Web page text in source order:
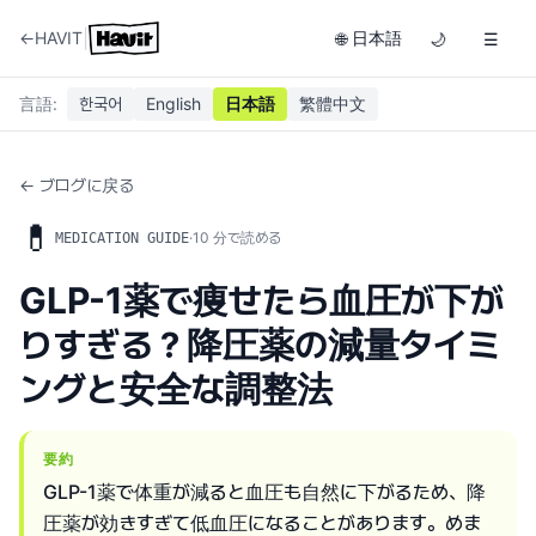
←HAVIT 🌐 日本語 🌙 ☰
言語: 한국어 English 日本語 繁體中文
← ブログに戻る
💊 MEDICATION GUIDE·10 分で読める
GLP-1薬で痩せたら血圧が下が
りすぎる？降圧薬の減量タイミ
ングと安全な調整法
要約
GLP-1薬で体重が減ると血圧も自然に下がるため、降
圧薬が効きすぎて低血圧になることがあります。めま